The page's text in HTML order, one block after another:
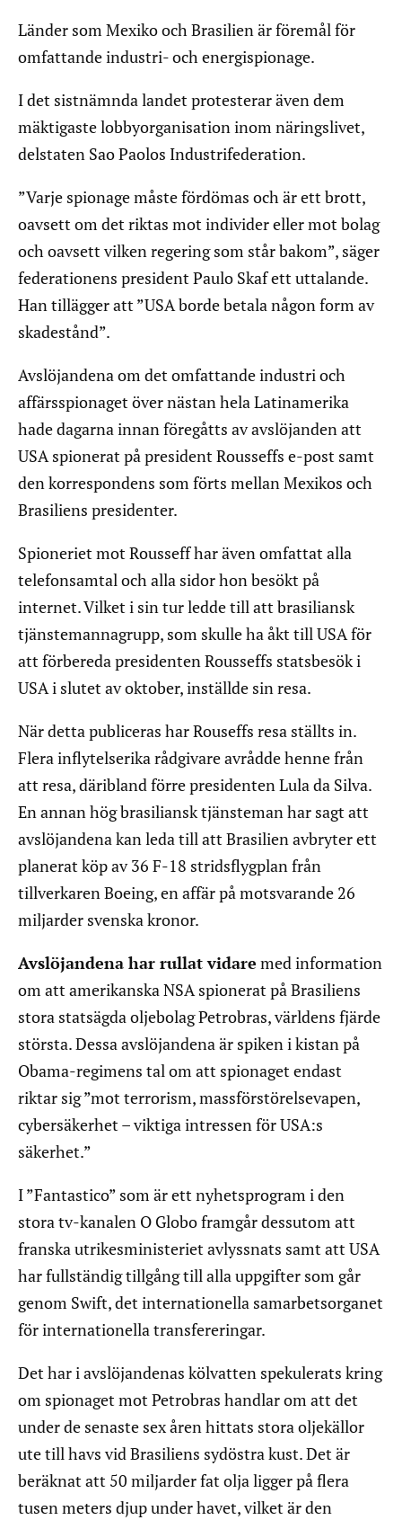
Länder som Mexiko och Brasilien är föremål för
omfattande industri- och energispionage.
I det sistnämnda landet protesterar även dem
mäktigaste lobbyorganisation inom näringslivet,
delstaten Sao Paolos Industrifederation.
”Varje spionage måste fördömas och är ett brott,
oavsett om det riktas mot individer eller mot bolag
och oavsett vilken regering som står bakom”, säger
federationens president Paulo Skaf ett uttalande.
Han tillägger att ”USA borde betala någon form av
skadestånd”.
Avslöjandena om det omfattande industri och
affärsspionaget över nästan hela Latinamerika
hade dagarna innan föregåtts av avslöjanden att
USA spionerat på president Rousseffs e-post samt
den korrespondens som förts mellan Mexikos och
Brasiliens presidenter.
Spioneriet mot Rousseff har även omfattat alla
telefonsamtal och alla sidor hon besökt på
internet. Vilket i sin tur ledde till att brasiliansk
tjänstemannagrupp, som skulle ha åkt till USA för
att förbereda presidenten Rousseffs statsbesök i
USA i slutet av oktober, inställde sin resa.
När detta publiceras har Rouseffs resa ställts in.
Flera inflytelserika rådgivare avrådde henne från
att resa, däribland förre presidenten Lula da Silva.
En annan hög brasiliansk tjänsteman har sagt att
avslöjandena kan leda till att Brasilien avbryter ett
planerat köp av 36 F-18 stridsflygplan från
tillverkaren Boeing, en affär på motsvarande 26
miljarder svenska kronor.
Avslöjandena har rullat vidare med information
om att amerikanska NSA spionerat på Brasiliens
stora statsägda oljebolag Petrobras, världens fjärde
största. Dessa avslöjandena är spiken i kistan på
Obama-regimens tal om att spionaget endast
riktar sig ”mot terrorism, massförstörelsevapen,
cybersäkerhet – viktiga intressen för USA:s
säkerhet.”
I ”Fantastico” som är ett nyhetsprogram i den
stora tv-kanalen O Globo framgår dessutom att
franska utrikesministeriet avlyssnats samt att USA
har fullständig tillgång till alla uppgifter som går
genom Swift, det internationella samarbetsorganet
för internationella transfereringar.
Det har i avslöjandenas kölvatten spekulerats kring
om spionaget mot Petrobras handlar om att det
under de senaste sex åren hittats stora oljekällor
ute till havs vid Brasiliens sydöstra kust. Det är
beräknat att 50 miljarder fat olja ligger på flera
tusen meters djup under havet, vilket är den